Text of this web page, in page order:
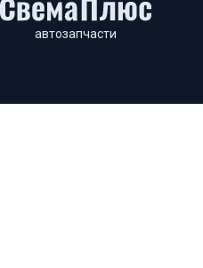
автозапчасти